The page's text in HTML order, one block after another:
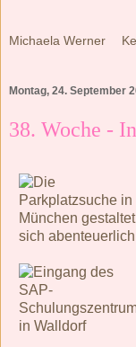
Michaela Werner
Montag, 24. September
38. Woche -